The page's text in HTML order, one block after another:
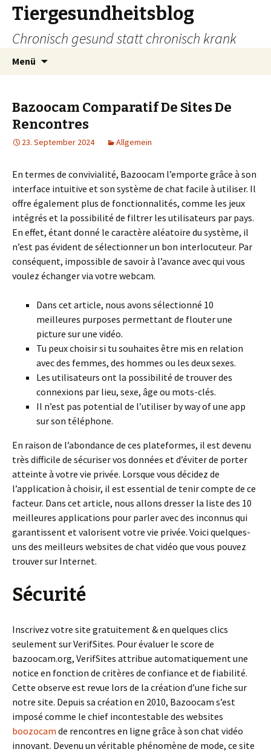
Tiergesundheitsblog
Chronisch gesund statt chronisch krank
Menü
Bazoocam Comparatif De Sites De
Rencontres
23. September 2024 Allgemein
En termes de convivialité, Bazoocam l’emporte grâce à son
interface intuitive et son système de chat facile à utiliser. Il
offre également plus de fonctionnalités, comme les jeux
intégrés et la possibilité de filtrer les utilisateurs par pays.
En effet, étant donné le caractère aléatoire du système, il
n’est pas évident de sélectionner un bon interlocuteur. Par
conséquent, impossible de savoir à l’avance avec qui vous
voulez échanger via votre webcam.
Dans cet article, nous avons sélectionné 10
meilleures purposes permettant de flouter une
picture sur une vidéo.
Tu peux choisir si tu souhaites être mis en relation
avec des femmes, des hommes ou les deux sexes.
Les utilisateurs ont la possibilité de trouver des
connexions par lieu, sexe, âge ou mots-clés.
Il n’est pas potential de l’utiliser by way of une app
sur son téléphone.
En raison de l’abondance de ces plateformes, il est devenu
très difficile de sécuriser vos données et d’éviter de porter
atteinte à votre vie privée. Lorsque vous décidez de
l’application à choisir, il est essential de tenir compte de ce
facteur. Dans cet article, nous allons dresser la liste des 10
meilleures applications pour parler avec des inconnus qui
garantissent et valorisent votre vie privée. Voici quelques-
uns des meilleurs websites de chat vidéo que vous pouvez
trouver sur Internet.
Sécurité
Inscrivez votre site gratuitement & en quelques clics
seulement sur VerifSites. Pour évaluer le score de
bazoocam.org, VerifSites attribue automatiquement une
notice en fonction de critères de confiance et de fiabilité.
Cette observe est revue lors de la création d’une fiche sur
notre site. Depuis sa création en 2010, Bazoocam s’est
imposé comme le chief incontestable des websites
boozocam de rencontres en ligne grâce à son chat vidéo
innovant. Devenu un véritable phénomène de mode, ce site